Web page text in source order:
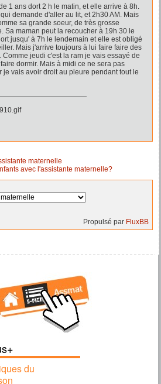
1 ans dort 2 h le matin, et elle arrive à 8h.
demande d'aller au lit, et 2h30 AM. Mais
sa grande soeur, de très grosse
Sa maman peut la recoucher à 19h 30 le
jusqu' à 7h le lendemain et elle est obligé
Mais j'arrive toujours à lui faire faire des
Comme jeudi c'est la ram je vais essayé de
dormir. Mais à midi ce ne sera pas
je vais avoir droit au pleure pendant tout le
maternelle
avec l'assistante maternelle?
Propulsé par FluxBB